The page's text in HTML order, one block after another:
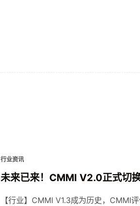
行业资讯
未来已来！CMMI V2.0正式切
【行业】CMMI V1.3成为历史，CMMI